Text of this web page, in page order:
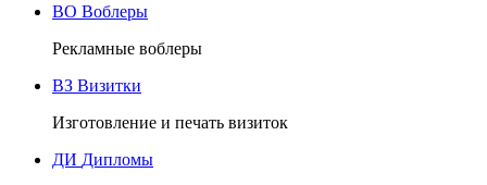
ВО Воблеры
Рекламные воблеры
ВЗ Визитки
Изготовление и печать визиток
ДИ Дипломы